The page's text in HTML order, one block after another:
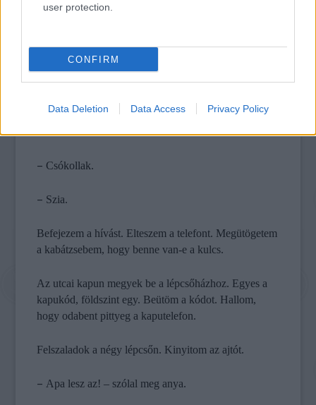
user protection.
CONFIRM
Data Deletion Data Access Privacy Policy
Igen.
–Én is rád.
– Csókollak.
– Szia.
Befejezem a hívást. Elteszem a telefont. Megütögetem
a kabátzsebem, hogy benne van-e a kulcs.
Az utcai kapun megyek be a lépcsőházhoz. Egyes a
kapukód, földszint egy. Beütöm a kódot. Hallom,
hogy odabent pittyeg a kaputelefon.
Felszaladok a négy lépcsőn. Kinyitom az ajtót.
–Apa lesz az! – szólal meg anya.